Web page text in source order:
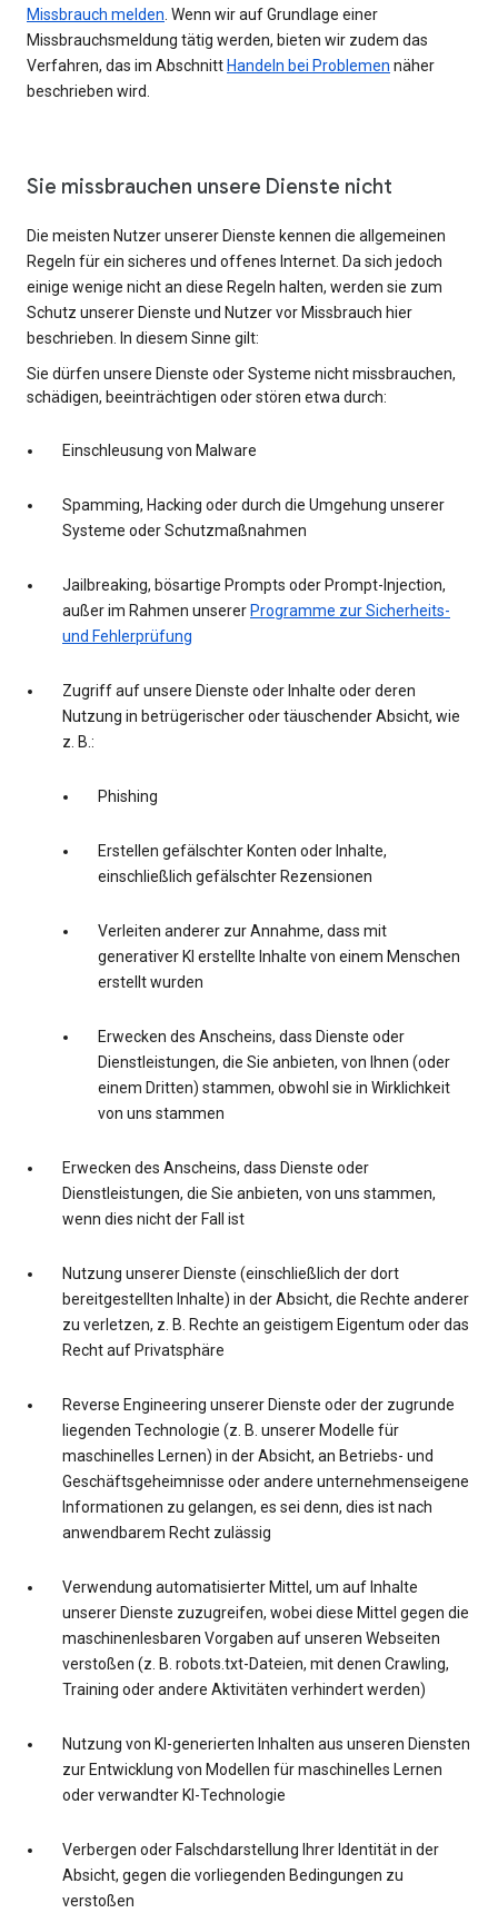
Missbrauch melden. Wenn wir auf Grundlage einer
Missbrauchsmeldung tätig werden, bieten wir zudem das
Verfahren, das im Abschnitt Handeln bei Problemen näher
beschrieben wird.
Sie missbrauchen unsere Dienste nicht
Die meisten Nutzer unserer Dienste kennen die allgemeinen
Regeln für ein sicheres und offenes Internet. Da sich jedoch
einige wenige nicht an diese Regeln halten, werden sie zum
Schutz unserer Dienste und Nutzer vor Missbrauch hier
beschrieben. In diesem Sinne gilt:
Sie dürfen unsere Dienste oder Systeme nicht missbrauchen,
schädigen, beeinträchtigen oder stören etwa durch:
Einschleusung von Malware
Spamming, Hacking oder durch die Umgehung unserer
Systeme oder Schutzmaßnahmen
Jailbreaking, bösartige Prompts oder Prompt-Injection,
außer im Rahmen unserer Programme zur Sicherheits-
und Fehlerprüfung
Zugriff auf unsere Dienste oder Inhalte oder deren
Nutzung in betrügerischer oder täuschender Absicht, wie
z. B.:
Phishing
Erstellen gefälschter Konten oder Inhalte,
einschließlich gefälschter Rezensionen
Verleiten anderer zur Annahme, dass mit
generativer KI erstellte Inhalte von einem Menschen
erstellt wurden
Erwecken des Anscheins, dass Dienste oder
Dienstleistungen, die Sie anbieten, von Ihnen (oder
einem Dritten) stammen, obwohl sie in Wirklichkeit
von uns stammen
Erwecken des Anscheins, dass Dienste oder
Dienstleistungen, die Sie anbieten, von uns stammen,
wenn dies nicht der Fall ist
Nutzung unserer Dienste (einschließlich der dort
bereitgestellten Inhalte) in der Absicht, die Rechte anderer
zu verletzen, z. B. Rechte an geistigem Eigentum oder das
Recht auf Privatsphäre
Reverse Engineering unserer Dienste oder der zugrunde
liegenden Technologie (z. B. unserer Modelle für
maschinelles Lernen) in der Absicht, an Betriebs- und
Geschäftsgeheimnisse oder andere unternehmenseigene
Informationen zu gelangen, es sei denn, dies ist nach
anwendbarem Recht zulässig
Verwendung automatisierter Mittel, um auf Inhalte
unserer Dienste zuzugreifen, wobei diese Mittel gegen die
maschinenlesbaren Vorgaben auf unseren Webseiten
verstoßen (z. B. robots.txt-Dateien, mit denen Crawling,
Training oder andere Aktivitäten verhindert werden)
Nutzung von KI-generierten Inhalten aus unseren Diensten
zur Entwicklung von Modellen für maschinelles Lernen
oder verwandter KI-Technologie
Verbergen oder Falschdarstellung Ihrer Identität in der
Absicht, gegen die vorliegenden Bedingungen zu
verstoßen